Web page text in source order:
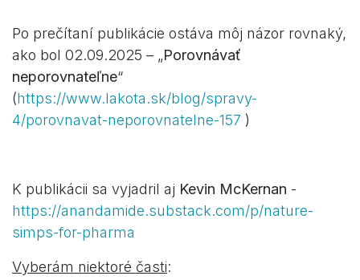
Po prečítaní publikácie ostáva môj názor rovnaký,
ako bol 02.09.2025 – „Porovnávať
neporovnateľne“
(https://www.lakota.sk/blog/spravy-
4/porovnavat-neporovnatelne-157 )
K publikácii sa vyjadril aj Kevin McKernan -
https://anandamide.substack.com/p/nature-
simps-for-pharma
Vyberám niektoré časti: